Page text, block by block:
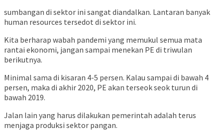
sumbangan di sektor ini sangat diandalkan. Lantaran banyak
human resources tersedot di sektor ini.
Kita berharap wabah pandemi yang memukul semua mata
rantai ekonomi, jangan sampai menekan PE di triwulan
berikutnya.
Minimal sama di kisaran 4-5 persen. Kalau sampai di bawah 4
persen, maka di akhir 2020, PE akan terseok seok turun di
bawah 2019.
Jalan lain yang harus dilakukan pemerintah adalah terus
menjaga produksi sektor pangan.